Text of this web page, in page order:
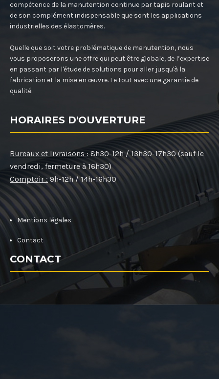
compétence de la manutention continue par tapis roulant et
de son complément indispensable que sont les applications
industrielles des élastomères.
Quelle que soit votre problématique de manutention, nous
vous proposerons une offre qui peut être globale, de l’expertise
en passant par l'étude de solutions pour aller jusqu'à la
fabrication et la mise en œuvre. Le tout avec une garantie de
qualité.
HORAIRES D'OUVERTURE
Bureaux et livraisons : 8h30-12h / 13h30-17h30 (sauf le
vendredi, fermeture à 16h30)
Comptoir : 9h-12h / 14h-16h30
Mentions légales
Contact
CONTACT